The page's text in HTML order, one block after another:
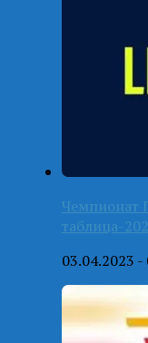
Чемпионат
таблица-
03.04.2023 -